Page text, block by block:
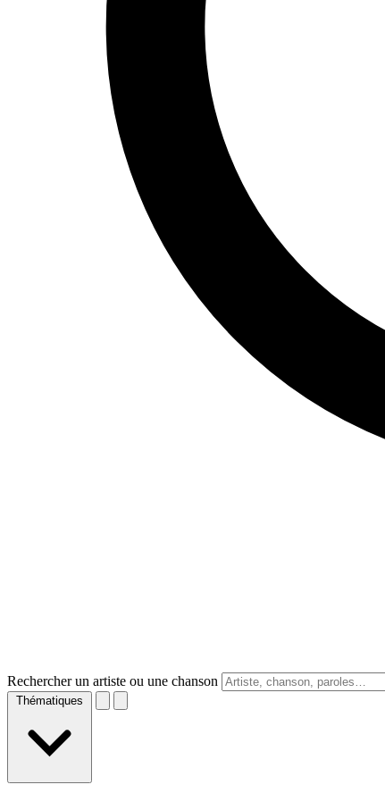
Rechercher un artiste ou une chanson
Thématiques